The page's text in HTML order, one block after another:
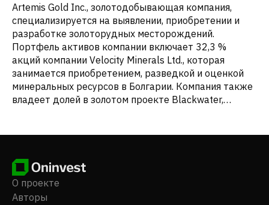
Artemis Gold Inc., золотодобывающая компания,
специализируется на выявлении, приобретении и
разработке золоторудных месторождений.
Портфель активов компании включает 32,3 %
акций компании Velocity Minerals Ltd., которая
занимается приобретением, разведкой и оценкой
минеральных ресурсов в Болгарии. Компания также
владеет долей в золотом проекте Blackwater,
зарегистрирована в 2019 году, ее штаб-квартира
О проекте
Авторы